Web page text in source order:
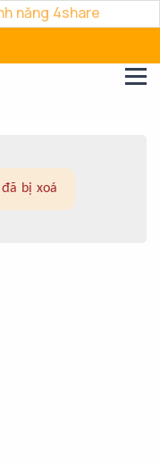
năng 4share
bị xoá